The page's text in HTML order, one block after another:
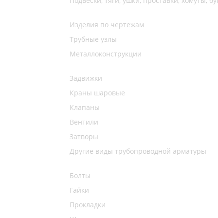
Изделия по чертежам
Трубные узлы
Металлоконструкции
Задвижки
Краны шаровые
Клапаны
Вентили
Затворы
Другие виды трубопроводной арматуры
Болты
Гайки
Прокладки